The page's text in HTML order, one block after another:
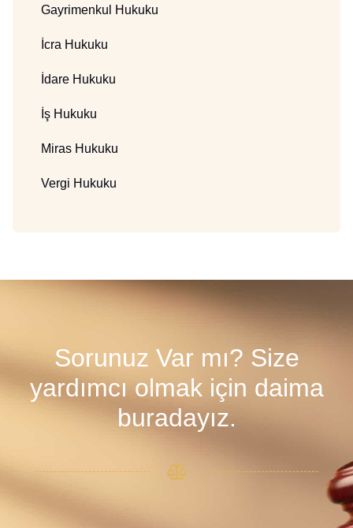
Gayrimenkul Hukuku
İcra Hukuku
İdare Hukuku
İş Hukuku
Miras Hukuku
Vergi Hukuku
Sorunuz Var mı? Size
yardımcı olmak için daima
buradayız.